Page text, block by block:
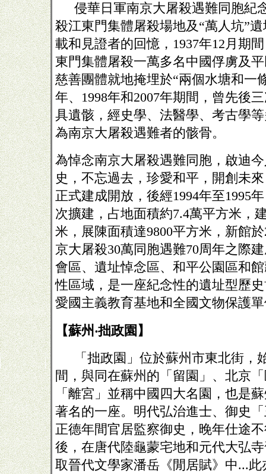
侵華日軍南京大屠殺遇難同胞紀
殺江東門集體屠殺場地及“萬人坑”
載和見證者的回憶， 1937年12月期
東門集體屠殺一萬多名中國俘虜及
慈善團體就地掩埋於“兩個水塘和一
年、1998年和2007年期間，曾先後
具遺骸，經史學、法醫學、考古學
為南京大屠殺遇難者的骸骨。
為悼念南京大屠殺遇難同胞，啟迪
史，不忘過去，珍愛和平，開創未
正式建成開放，後經1994年至1995
次擴建，占地面積約7.4萬平方米，
米，展陳面積達9800平方米，新館
京大屠殺30萬同胞遇難70周年之際
會區、遺址悼念區、和平公園區和
性區域，是一座紀念性的遺址型歷
愛國主義教育基地和全國文物保護
【蘇州‧拙政園】
「拙政園」位於蘇州市東北街，
間，與同在蘇州的「留園」、北京
「離宮」並稱中國四大名園，也是
著名的一座。明代弘治進士、御史
正德年間官居監察御史，晚年仕途
後，在唐代陸龜蒙宅地和元代大弘
取晉代文學家潘岳《閒居賦》中...此